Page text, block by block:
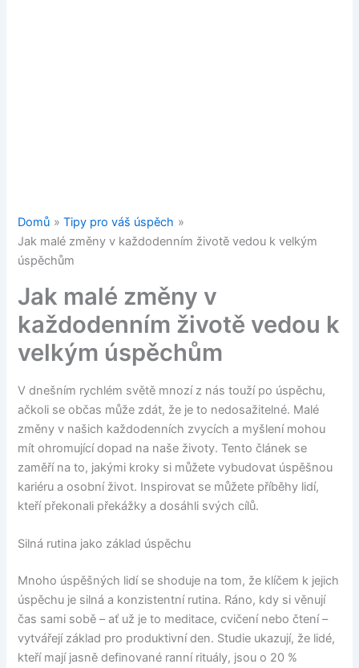
Domů
Tipy pro váš úspěch
Jak malé změny v každodenním životě vedou k velkým
úspěchům
Jak malé změny v
každodenním životě vedou k
velkým úspěchům
V dnešním rychlém světě mnozí z nás touží po úspěchu,
ačkoli se občas může zdát, že je to nedosažitelné. Malé
změny v našich každodenních zvycích a myšlení mohou
mít ohromující dopad na naše životy. Tento článek se
zaměří na to, jakými kroky si můžete vybudovat úspěšnou
kariéru a osobní život. Inspirovat se můžete příběhy lidí,
kteří překonali překážky a dosáhli svých cílů.
Silná rutina jako základ úspěchu
Mnoho úspěšných lidí se shoduje na tom, že klíčem k jejich
úspěchu je silná a konzistentní rutina. Ráno, kdy si věnují
čas sami sobě – ať už je to meditace, cvičení nebo čtení –
vytvářejí základ pro produktivní den. Studie ukazují, že lidé,
kteří mají jasně definované ranní rituály, jsou o 20 %